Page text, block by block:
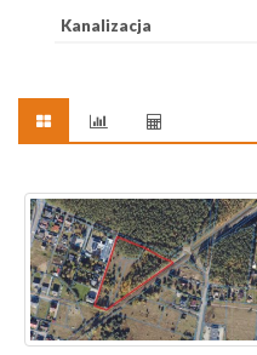
Kanalizacja